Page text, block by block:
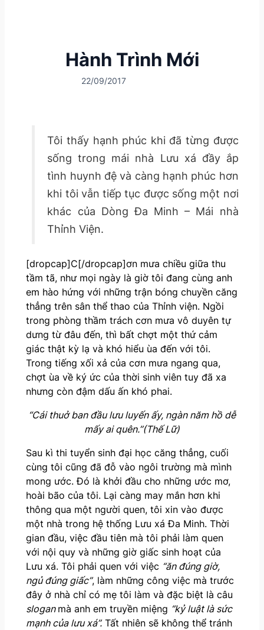
Hành Trình Mới
22/09/2017
Tôi thấy hạnh phúc khi đã từng được
sống trong mái nhà Lưu xá đầy ắp
tình huynh đệ và càng hạnh phúc hơn
khi tôi vẫn tiếp tục được sống một nơi
khác của Dòng Đa Minh – Mái nhà
Thỉnh Viện.
[dropcap]C[/dropcap]ơn mưa chiều giữa thu
tầm tã, như mọi ngày là giờ tôi đang cùng anh
em hào hứng với những trận bóng chuyền căng
thẳng trên sân thể thao của Thỉnh viện. Ngồi
trong phòng thầm trách cơn mưa vô duyên tự
dưng từ đâu đến, thì bất chợt một thứ cảm
giác thật kỳ lạ và khó hiểu ùa đến với tôi.
Trong tiếng xối xả của cơn mưa ngang qua,
chợt ùa về ký ức của thời sinh viên tuy đã xa
nhưng còn đậm dấu ấn khó phai.
“Cái thuở ban đầu lưu luyến ấy, ngàn năm hồ dễ
mấy ai quên.”(Thế Lữ)
Sau kì thi tuyển sinh đại học căng thẳng, cuối
cùng tôi cũng đã đỗ vào ngôi trường mà mình
mong ước. Đó là khởi đầu cho những ước mơ,
hoài bão của tôi. Lại càng may mắn hơn khi
thông qua một người quen, tôi xin vào được
một nhà trong hệ thống Lưu xá Đa Minh. Thời
gian đầu, việc đầu tiên mà tôi phải làm quen
với nội quy và những giờ giấc sinh hoạt của
Lưu xá. Tôi phải quen với việc “ăn đúng giờ,
ngủ đúng giấc”, làm những công việc mà trước
đây ở nhà chỉ có mẹ tôi làm và đặc biệt là câu
slogan mà anh em truyền miệng “kỷ luật là sức
mạnh của lưu xá”.Tất nhiên sẽ không thể tránh